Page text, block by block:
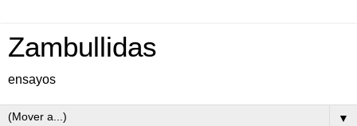
Zambullidas
ensayos
▼